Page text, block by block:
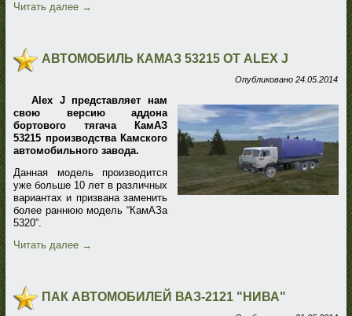
Читать далее →
АВТОМОБИЛЬ КАМАЗ 53215 ОТ ALEX J
Опубликовано 24.05.2014
Alex J представляет нам
свою версию аддона
бортового тягача КамАЗ
53215 производства Камского
автомобильного завода.
Данная модель производится
уже больше 10 лет в различных
вариантах и призвана заменить
более раннюю модель “КамАЗа
5320”.
Читать далее →
ПАК АВТОМОБИЛЕЙ ВАЗ-2121 "НИВА"